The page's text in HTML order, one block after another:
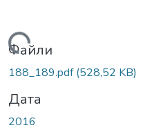
Файли
188_189.pdf(528,52 KB)
Дата
2016